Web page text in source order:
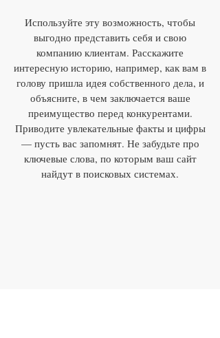
Используйте эту возможность, чтобы
выгодно представить себя и свою
компанию клиентам. Расскажите
интересную историю, например, как вам в
голову пришла идея собственного дела, и
объясните, в чем заключается ваше
преимущество перед конкурентами.
Приводите увлекательные факты и цифры
— пусть вас запомнят. Не забудьте про
ключевые слова, по которым ваш сайт
найдут в поисковых системах.